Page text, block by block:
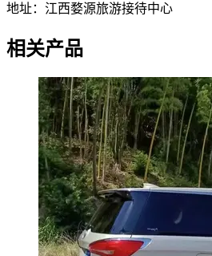
地址：江西婺源旅游接待中心
相关产品